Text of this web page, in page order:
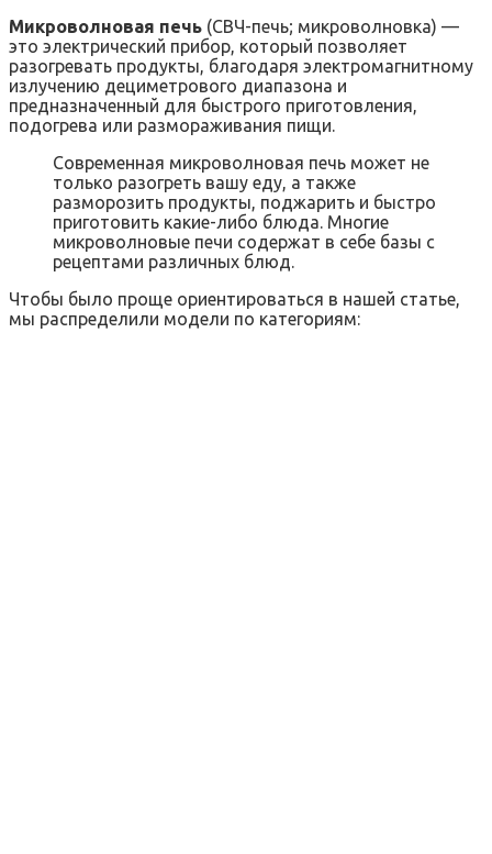
Микроволновая печь (СВЧ-печь; микроволновка) —
это электрический прибор, который позволяет
разогревать продукты, благодаря электромагнитному
излучению дециметрового диапазона и
предназначенный для быстрого приготовления,
подогрева или размораживания пищи.
Современная микроволновая печь может не
только разогреть вашу еду, а также
разморозить продукты, поджарить и быстро
приготовить какие-либо блюда. Многие
микроволновые печи содержат в себе базы с
рецептами различных блюд.
Чтобы было проще ориентироваться в нашей статье,
мы распределили модели по категориям: